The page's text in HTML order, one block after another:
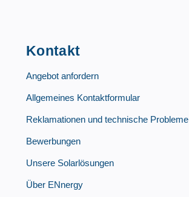
Kontakt
Angebot anfordern
Allgemeines Kontaktformular
Reklamationen und technische Probleme
Bewerbungen
Unsere Solarlösungen
Über ENnergy